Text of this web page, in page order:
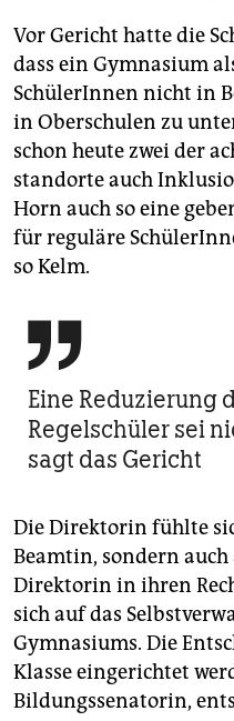
Vor Gericht hatte die
dass ein Gymnasium
SchülerInnen nicht in
in Oberschulen zu
schon heute zwei der
standorte auch
Horn auch so eine
für reguläre
so Kelm.

Eine Reduzierung
Regelschüler sei
sagt das Gericht
Die Direktorin fühlte
Beamtin, sondern
Direktorin in ihren
sich auf das
Gymnasiums. Die
Klasse eingerichtet
Bildungssenatorin,